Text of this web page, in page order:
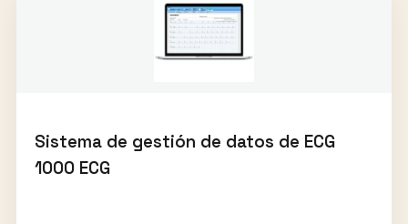
Sistema de gestión de datos de ECG
1000 ECG